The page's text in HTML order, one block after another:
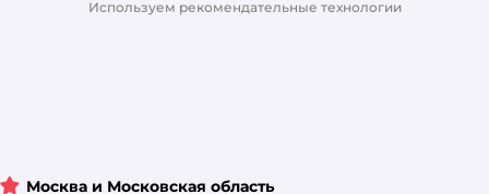
Используем рекомендательные технологии
Москва и Московская область